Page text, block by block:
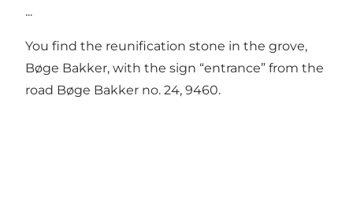
...
You find the reunification stone in the grove,
Bøge Bakker, with the sign “entrance” from the
road Bøge Bakker no. 24, 9460.